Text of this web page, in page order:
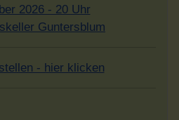
2026 - 20 Uhr
Guntersblum
- hier klicken